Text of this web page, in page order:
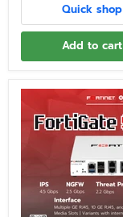
Quick shop
Add to cart